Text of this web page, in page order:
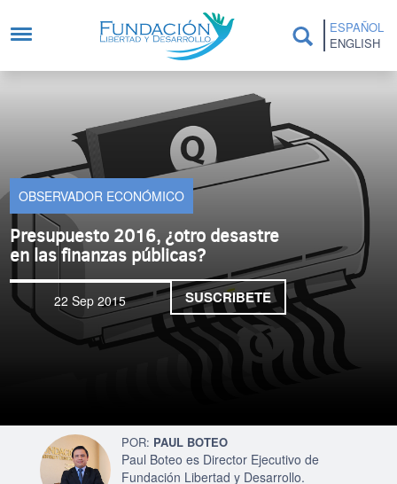
ESPAÑOL
ENGLISH
OBSERVADOR ECONÓMICO
Presupuesto 2016, ¿otro desastre
en las finanzas públicas?
22 Sep 2015 SUSCRIBETE
PAUL BOTEO
Paul Boteo es Director Ejecutivo de
Fundación Libertad y Desarrollo.